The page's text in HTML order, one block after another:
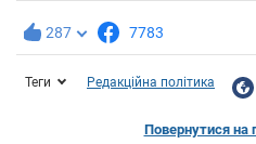
287 7783
Теги Редакційна політика
Повернутися на